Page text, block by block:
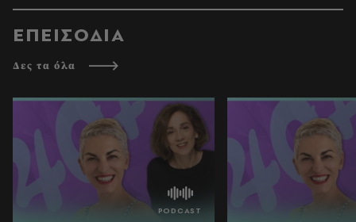
ΕΠΕΙΣΟΔΙΑ
Δες τα όλα